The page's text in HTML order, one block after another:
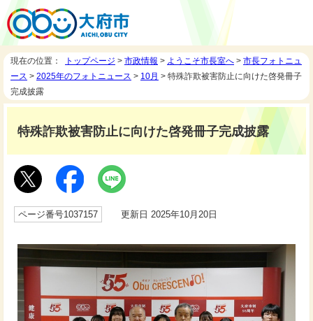
現在の位置： トップページ > 市政情報 > ようこそ市長室へ > 市長フォトニュ
ース > 2025年のフォトニュース > 10月 > 特殊詐欺被害防止に向けた啓発冊子
完成披露
特殊詐欺被害防止に向けた啓発冊子完成披露
ページ番号1037157 更新日 2025年10月20日